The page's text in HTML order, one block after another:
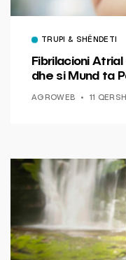
TRUPI & SHËNDETI
Fibrilacioni
dhe si Mund ta
AGROWEB 11